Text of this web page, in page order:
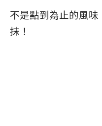
不是點到為止的風
抹！